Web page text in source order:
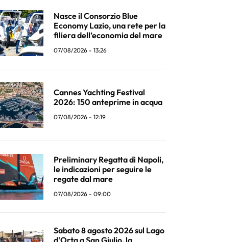
Nasce il Consorzio Blue
Economy Lazio, una rete per la
filiera dell’economia del mare
07/08/2026 - 13:26
Cannes Yachting Festival
2026: 150 anteprime in acqua
07/08/2026 - 12:19
Preliminary Regatta di Napoli,
le indicazioni per seguire le
regate dal mare
07/08/2026 - 09:00
Sabato 8 agosto 2026 sul Lago
d'Orta a San Giulio, la